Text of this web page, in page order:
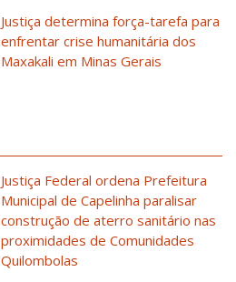
Justiça determina força-tarefa para
enfrentar crise humanitária dos
Maxakali em Minas Gerais
Justiça Federal ordena Prefeitura
Municipal de Capelinha paralisar
construção de aterro sanitário nas
proximidades de Comunidades
Quilombolas